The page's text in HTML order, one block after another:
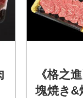
《格之
塊焼き&